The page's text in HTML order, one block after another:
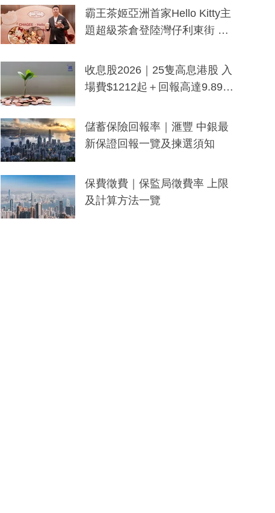
分鐘生成「貼地」宣傳短片
霸王茶姬亞洲首家Hello Kitty主
題超級茶倉登陸灣仔利東街 推
y及香港限定特調系列
收息股2026｜25隻高息港股 入
場費$1212起＋回報高達9.89
儲蓄保險回報率｜滙豐 中銀最
新保證回報一覽及揀選須知
保費徵費｜保監局徵費率 上限
及計算方法一覽